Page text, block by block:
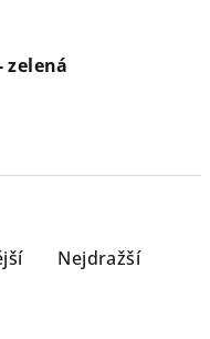
zelená
Nejdražší